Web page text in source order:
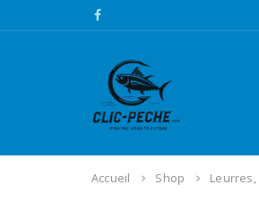
Accueil Shop Leurres,